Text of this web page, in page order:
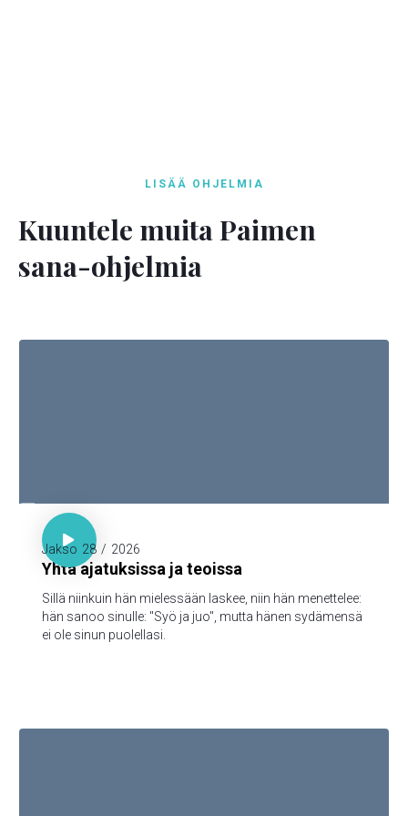
LISÄÄ OHJELMIA
Kuuntele muita Paimen
sana-ohjelmia
Sananl. 23:7

Jakso 28 / 2026
Yhtä ajatuksissa ja teoissa
Sillä niinkuin hän mielessään laskee, niin hän menettelee:
hän sanoo sinulle: "Syö ja juo", mutta hänen sydämensä
ei ole sinun puolellasi.